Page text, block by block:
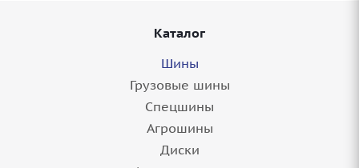
Каталог
Шины
Грузовые шины
Спецшины
Агрошины
Диски